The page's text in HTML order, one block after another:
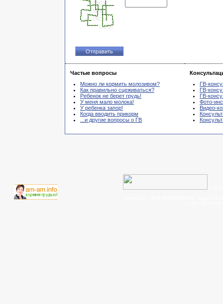
Частые вопросы
Можно ли кормить молозивом?
Как правильно сцеживаться?
Ребенок не берет грудь!
У меня мало молока!
У ребенка запор!
Когда вводить прикорм
...и другие вопросы о ГВ
ГВ-
ГВ-
ГВ-
Фото-
Видео-